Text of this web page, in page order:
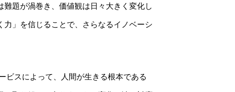
題が渦巻き、価値観は日々大きく変化し
」を信じることで、さらなるイノベーシ
ビスによって、人間が生きる根本である